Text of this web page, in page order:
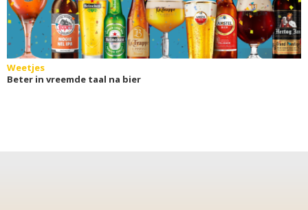
Weetjes
Beter in vreemde taal na bier